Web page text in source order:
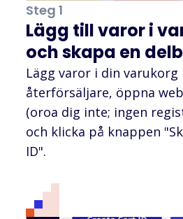
Steg 1
Lägg till varor i
och skapa en
Lägg varor i din varukorg
återförsäljare, öppna
(oroa dig inte; ingen
och klicka på knappen
ID".